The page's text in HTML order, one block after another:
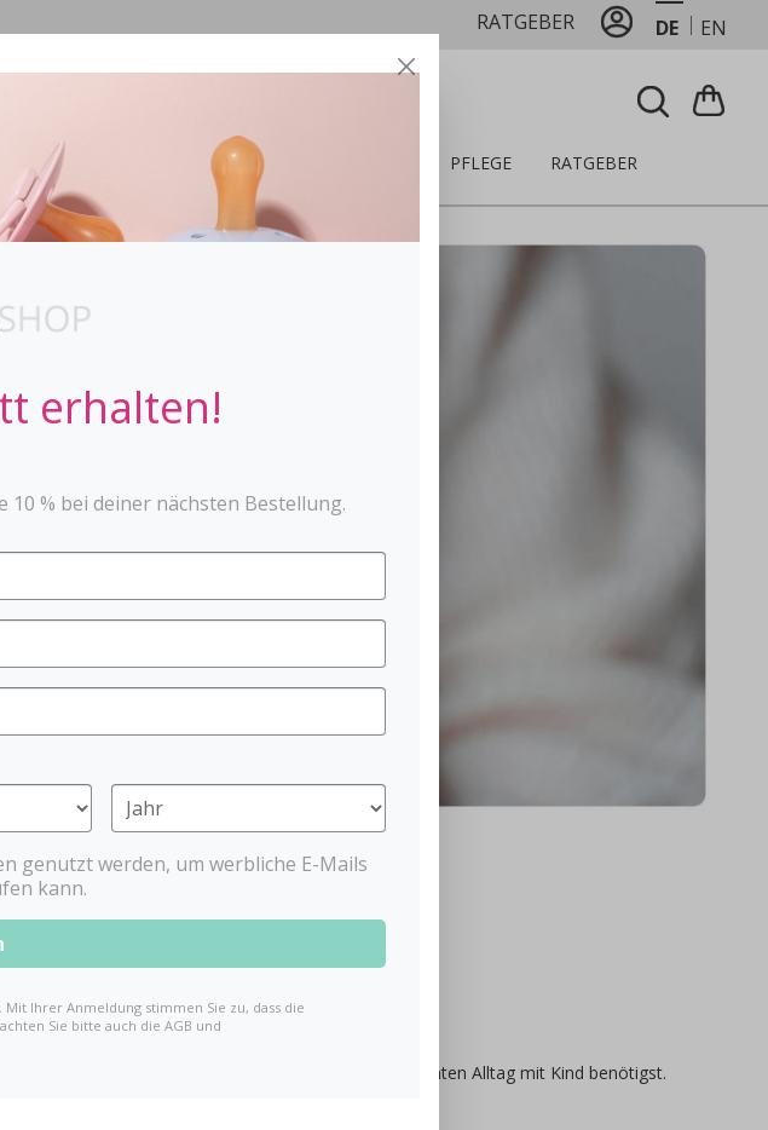
RATGEBER DE EN
SPIELZEUG PFLEGE RATGEBER
Baby-Nova-Shop findest du alles, was du im turbulenten Alltag mit Kind benötigst.
erhalten!
% bei deiner nächsten Bestellung.
genutzt werden, um werbliche E-Mails
kann.
Ihrer Anmeldung stimmen Sie zu, dass die
Sie bitte auch die AGB und